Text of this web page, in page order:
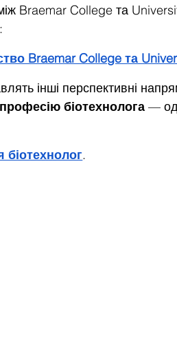
Braemar College та
Braemar College та
інші перспективні
професію біотехнолога —
біотехнолог.